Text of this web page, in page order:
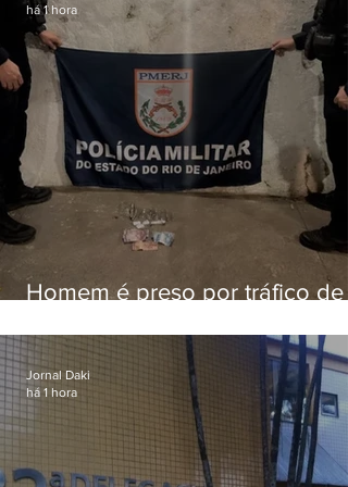
Homem é preso por tráfico de
há 1 hora
Jornal Daki
há 1 hora